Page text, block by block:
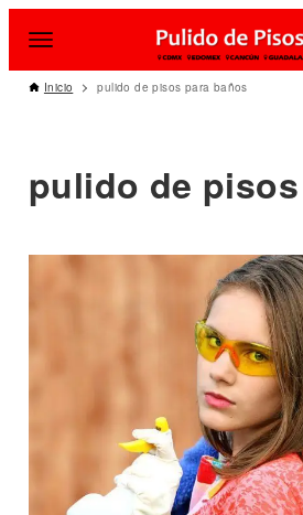
Inicio pulido de pisos para baños
pulido de